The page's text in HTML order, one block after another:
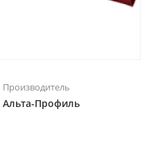
Производитель
Альта-Профиль